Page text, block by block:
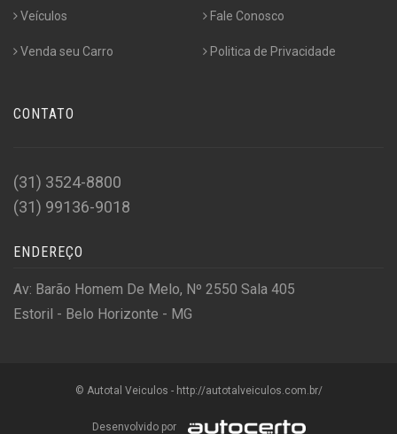
Veículos
Venda seu Carro
Fale Conosco
Politica de Privacidade
CONTATO
(31) 3524-8800
(31) 99136-9018
ENDEREÇO
Av: Barão Homem De Melo, Nº 2550 Sala 405
Estoril - Belo Horizonte - MG
© Autotal Veiculos - http://autotalveiculos.com.br/
Desenvolvido por